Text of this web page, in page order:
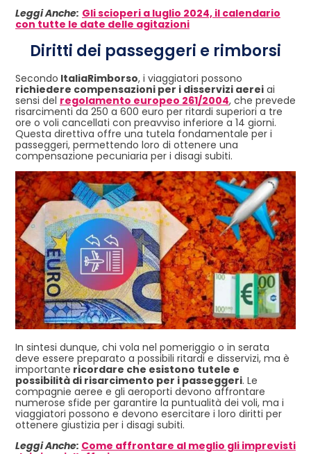
Leggi Anche: Gli scioperi a luglio 2024, il calendario
con tutte le date delle agitazioni
Diritti dei passeggeri e rimborsi
Secondo ItaliaRimborso, i viaggiatori possono
richiedere compensazioni per i disservizi aerei ai
sensi del regolamento europeo 261/2004, che prevede
risarcimenti da 250 a 600 euro per ritardi superiori a tre
ore o voli cancellati con preavviso inferiore a 14 giorni.
Questa direttiva offre una tutela fondamentale per i
passeggeri, permettendo loro di ottenere una
compensazione pecuniaria per i disagi subiti.
In sintesi dunque, chi vola nel pomeriggio o in serata
deve essere preparato a possibili ritardi e disservizi, ma è
importante ricordare che esistono tutele e
possibilità di risarcimento per i passeggeri. Le
compagnie aeree e gli aeroporti devono affrontare
numerose sfide per garantire la puntualità dei voli, ma i
viaggiatori possono e devono esercitare i loro diritti per
ottenere giustizia per i disagi subiti.
Leggi Anche: Come affrontare al meglio gli imprevisti